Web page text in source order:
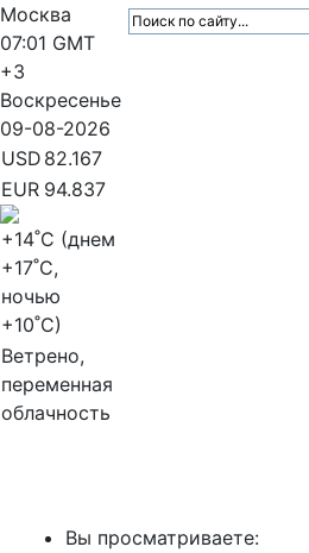
Москва
07:01 GMT
+3
Воскресенье
09-08-2026
USD 82.167
EUR 94.837
+14˚C (днем
+17˚C,
ночью
+10˚C)
Ветрено,
переменная
облачность
Вы просматриваете: